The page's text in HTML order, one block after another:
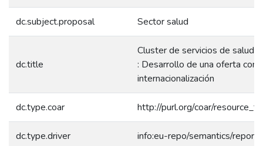
dc.subject.proposal Sector salud
dc.title
Cluster de servicios de salud
: Desarrollo de una oferta
internacionalización
dc.type.coar http://purl.org/coar/
dc.type.driver info:eu-repo/semantics/report